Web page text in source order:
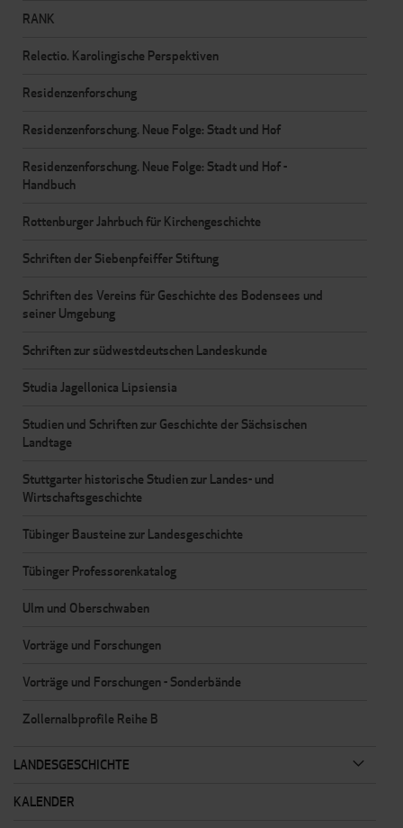
RANK
Relectio. Karolingische Perspektiven
Residenzenforschung
Residenzenforschung. Neue Folge: Stadt und Hof
Residenzenforschung. Neue Folge: Stadt und Hof -
Handbuch
Rottenburger Jahrbuch für Kirchengeschichte
Schriften der Siebenpfeiffer Stiftung
Schriften des Vereins für Geschichte des Bodensees und
seiner Umgebung
Schriften zur südwestdeutschen Landeskunde
Studia Jagellonica Lipsiensia
Studien und Schriften zur Geschichte der Sächsischen
Landtage
Stuttgarter historische Studien zur Landes- und
Wirtschaftsgeschichte
Tübinger Bausteine zur Landesgeschichte
Tübinger Professorenkatalog
Ulm und Oberschwaben
Vorträge und Forschungen
Vorträge und Forschungen - Sonderbände
Zollernalbprofile Reihe B
LANDESGESCHICHTE
KALENDER